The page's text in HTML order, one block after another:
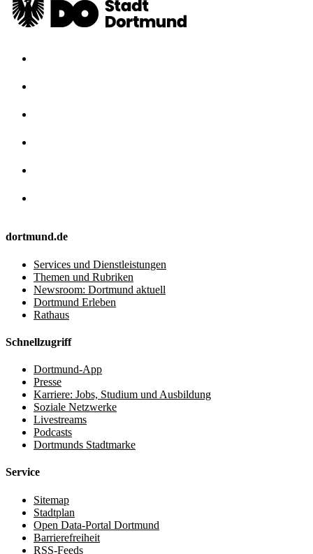
dortmund.de
Services und Dienstleistungen
Themen und Rubriken
Newsroom: Dortmund aktuell
Dortmund Erleben
Rathaus
Schnellzugriff
Dortmund-App
Presse
Karriere: Jobs, Studium und Ausbildung
Soziale Netzwerke
Livestreams
Podcasts
Dortmunds Stadtmarke
Service
Sitemap
Stadtplan
Open Data-Portal Dortmund
Barrierefreiheit
RSS-Feeds